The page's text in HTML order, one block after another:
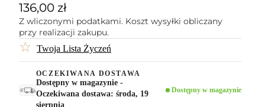
136,00 zł
Z wliczonymi podatkami. Koszt wysyłki obliczany
przy realizacji zakupu.
☆ Twoja Lista Życzeń
OCZEKIWANA DOSTAWA
Dostępny w magazynie -
Oczekiwana dostawa: środa, 19
sierpnia
Dostępny w magazynie